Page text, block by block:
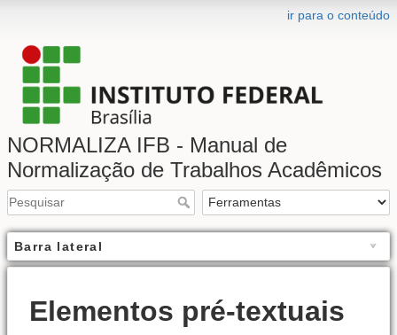
ir para o conteúdo
NORMALIZA IFB - Manual de
Normalização de Trabalhos Acadêmicos
Barra lateral
Elementos pré-textuais